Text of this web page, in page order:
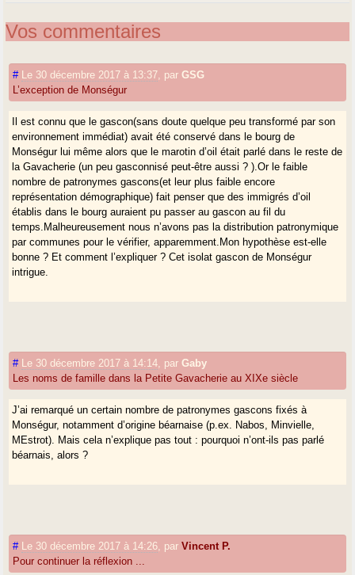
Vos commentaires
# Le 30 décembre 2017 à 13:37, parGSG
L’exception de Monségur
Il est connu que le gascon(sans doute quelque peu transformé par son
environnement immédiat) avait été conservé dans le bourg de
Monségur lui même alors que le marotin d’oil était parlé dans le reste de
la Gavacherie (un peu gasconnisé peut-être aussi ? ).Or le faible
nombre de patronymes gascons(et leur plus faible encore
représentation démographique) fait penser que des immigrés d’oil
établis dans le bourg auraient pu passer au gascon au fil du
temps.Malheureusement nous n’avons pas la distribution patronymique
par communes pour le vérifier, apparemment.Mon hypothèse est-elle
bonne ? Et comment l’expliquer ? Cet isolat gascon de Monségur
intrigue.
# Le 30 décembre 2017 à 14:14, parGaby
Les noms de famille dans la Petite Gavacherie au XIXe siècle
J’ai remarqué un certain nombre de patronymes gascons fixés à
Monségur, notamment d’origine béarnaise (p.ex. Nabos, Minvielle,
MEstrot). Mais cela n’explique pas tout : pourquoi n’ont-ils pas parlé
béarnais, alors ?
# Le 30 décembre 2017 à 14:26, parVincent P.
Pour continuer la réflexion ...